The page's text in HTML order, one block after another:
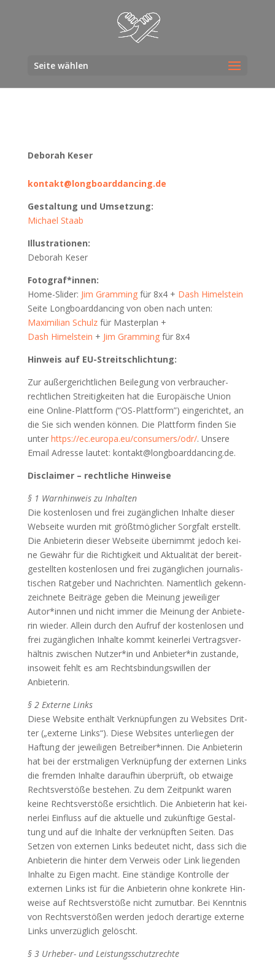
Seite wählen
Debo­rah Keser
kontakt@longboarddancing.de
Gestal­tung und Umset­zung:
Micha­el Staab
Illus­tra­tio­nen:
Debo­rah Keser
Fotograf*innen:
Home-Slider: Jim Grammingfür 8x4 + Dash Himel­stein
Sei­te Long­board­dan­cing von oben nach unten:
Maxi­mi­li­an Schulzfür Mas­ter­plan +
Dash Himel­stein + Jim Grammingfür 8x4
Hin­weis auf EU-Streitschlichtung:
Zur außer­ge­richt­li­chen Bei­le­gung von ver­brau­cher­
recht­li­chen Strei­tig­kei­ten hat die Euro­päi­sche Uni­on
eine Online-Platt­form (“OS-Platt­form”) ein­ge­rich­tet, an
die Sie sich wen­den kön­nen. Die Platt­form fin­den Sie
unter https://ec.europa.eu/consumers/odr/. Unse­re
Email Adres­se lau­tet: kontakt@longboarddancing.de.
Dis­clai­mer – recht­li­che Hinweise
§ 1 Warn­hin­weis zu Inhal­ten
Die kos­ten­lo­sen und frei zugäng­li­chen Inhal­te die­ser
Web­sei­te wur­den mit größt­mög­li­cher Sorg­falt erstellt.
Die Anbie­te­rin die­ser Web­sei­te über­nimmt jedoch kei­
ne Gewähr für die Rich­tig­keit und Aktua­li­tät der bereit­
ge­stell­ten kos­ten­lo­sen und frei zugäng­li­chen jour­na­lis­
ti­schen Rat­ge­ber und Nach­rich­ten. Nament­lich gekenn­
zeich­ne­te Bei­trä­ge geben die Mei­nung jewei­li­ger
Autor*innen und nicht immer die Mei­nung der Anbie­te­
rin wie­der. Allein durch den Auf­ruf der kos­ten­lo­sen und
frei zugäng­li­chen Inhal­te kommt kei­ner­lei Ver­trags­ver­
hält­nis zwi­schen Nutzer*in und Anbieter*in zustan­de,
inso­weit fehlt es am Rechts­bin­dungs­wil­len der
Anbieterin.
§ 2 Exter­ne Links
Die­se Web­site ent­hält Ver­knüp­fun­gen zu Web­sites Drit­
ter („exter­ne Links“). Die­se Web­sites unter­lie­gen der
Haf­tung der jewei­li­gen Betreiber*innen. Die Anbie­te­rin
hat bei der erst­ma­li­gen Ver­knüp­fung der exter­nen Links
die frem­den Inhal­te dar­auf­hin über­prüft, ob etwa­ige
Rechts­ver­stö­ße bestehen. Zu dem Zeit­punkt waren
kei­ne Rechts­ver­stö­ße ersicht­lich. Die Anbie­te­rin hat kei­
ner­lei Ein­fluss auf die aktu­el­le und zukünf­ti­ge Gestal­
tung und auf die Inhal­te der ver­knüpf­ten Sei­ten. Das
Set­zen von exter­nen Links bedeu­tet nicht, dass sich die
Anbie­te­rin die hin­ter dem Ver­weis oder Link lie­gen­den
Inhal­te zu Eigen macht. Eine stän­di­ge Kon­trol­le der
exter­nen Links ist für die Anbie­te­rin ohne kon­kre­te Hin­
wei­se auf Rechts­ver­stö­ße nicht zumut­bar. Bei Kennt­nis
von Rechts­ver­stö­ßen wer­den jedoch der­ar­ti­ge exter­ne
Links unver­züg­lich gelöscht.
§ 3 Urhe­ber- und Leis­tungs­schutz­rech­te